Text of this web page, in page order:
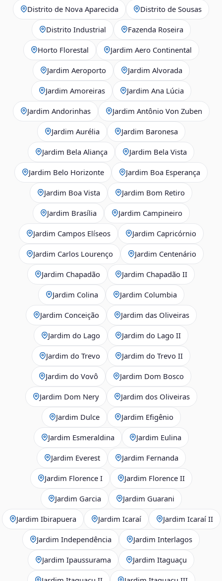
Distrito de Nova Aparecida Distrito de Sousas
Distrito Industrial Fazenda Roseira
Horto Florestal Jardim Aero Continental
Jardim Aeroporto Jardim Alvorada
Jardim Amoreiras Jardim Ana Lúcia
Jardim Andorinhas Jardim Antônio Von Zuben
Jardim Aurélia Jardim Baronesa
Jardim Bela Aliança Jardim Bela Vista
Jardim Belo Horizonte Jardim Boa Esperança
Jardim Boa Vista Jardim Bom Retiro
Jardim Brasília Jardim Campineiro
Jardim Campos Elíseos Jardim Capricórnio
Jardim Carlos Lourenço Jardim Centenário
Jardim Chapadão Jardim Chapadão II
Jardim Colina Jardim Columbia
Jardim Conceição Jardim das Oliveiras
Jardim do Lago Jardim do Lago II
Jardim do Trevo Jardim do Trevo II
Jardim do Vovô Jardim Dom Bosco
Jardim Dom Nery Jardim dos Oliveiras
Jardim Dulce Jardim Efigênio
Jardim Esmeraldina Jardim Eulina
Jardim Everest Jardim Fernanda
Jardim Florence I Jardim Florence II
Jardim Garcia Jardim Guarani
Jardim Ibirapuera Jardim Icaraí Jardim Icaraí II
Jardim Independência Jardim Interlagos
Jardim Ipaussurama Jardim Itaguaçu